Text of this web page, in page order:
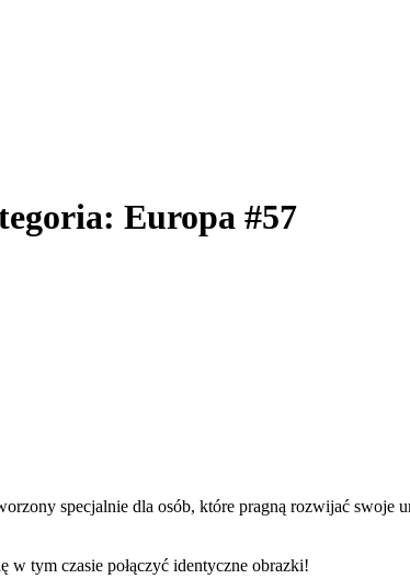
Europa #57
specjalnie dla osób, które pragną rozwijać swoje
w tym czasie połączyć identyczne obrazki!